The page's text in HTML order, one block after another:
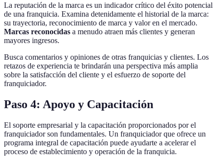
La reputación de la marca es un indicador crítico del éxito potencial
de una franquicia. Examina detenidamente el historial de la marca:
su trayectoria, reconocimiento de marca y valor en el mercado.
Marcas reconocidas a menudo atraen más clientes y generan
mayores ingresos.
Busca comentarios y opiniones de otras franquicias y clientes. Los
retazos de experiencia te brindarán una perspectiva más amplia
sobre la satisfacción del cliente y el esfuerzo de soporte del
franquiciador.
Paso 4: Apoyo y Capacitación
El soporte empresarial y la capacitación proporcionados por el
franquiciador son fundamentales. Un franquiciador que ofrece un
programa integral de capacitación puede ayudarte a acelerar el
proceso de establecimiento y operación de la franquicia.